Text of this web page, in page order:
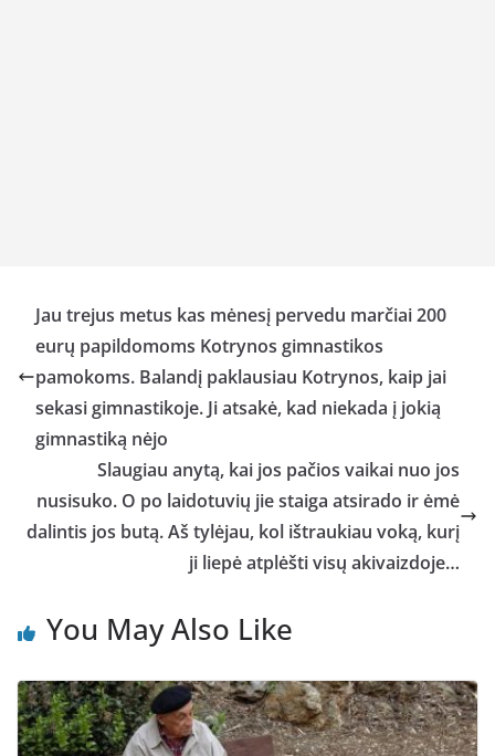
Jau trejus metus kas mėnesį pervedu marčiai 200
eurų papildomoms Kotrynos gimnastikos
pamokoms. Balandį paklausiau Kotrynos, kaip jai
sekasi gimnastikoje. Ji atsakė, kad niekada į jokią
gimnastiką nėjo
Slaugiau anytą, kai jos pačios vaikai nuo jos
nusisuko. O po laidotuvių jie staiga atsirado ir ėmė
dalintis jos butą. Aš tylėjau, kol ištraukiau voką, kurį
ji liepė atplėšti visų akivaizdoje…
You May Also Like